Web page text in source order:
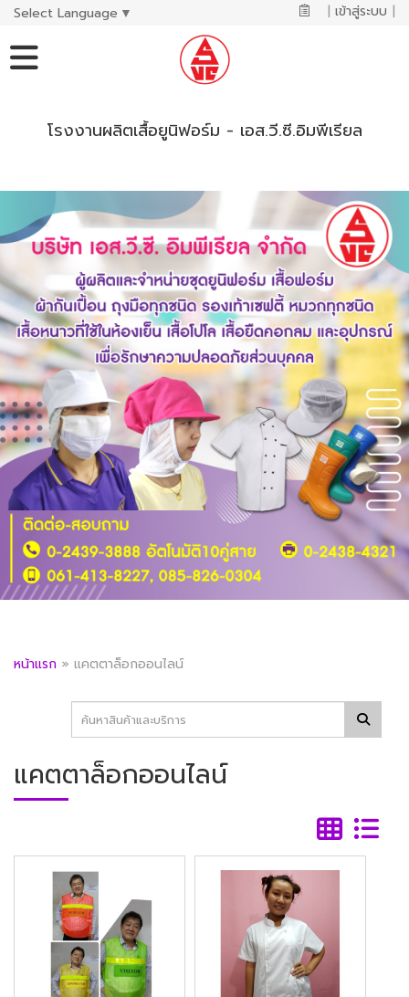
Select Language ▼ | เข้าสู่ระบบ |
โรงงานผลิตเสื้อยูนิฟอร์ม - เอส.วี.ซี.อิมพีเรียล
หน้าแรก » แคตตาล็อกออนไลน์
แคตตาล็อกออนไลน์